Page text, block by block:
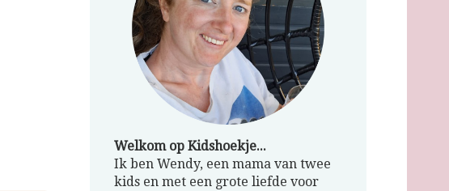
Welkom op Kidshoekje...
Ik ben Wendy, een mama van twee
kids en met een grote liefde voor